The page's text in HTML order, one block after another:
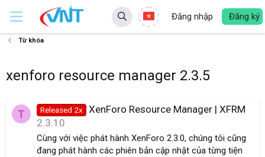
Đăng nhập Đăng ký
Từ khóa
xenforo resource manager 2.3.5
T Released 2x
XenForo Resource Manager | XFRM
2.3.10
Cùng với việc phát hành XenForo 2.3.0, chúng tôi cũng
đang phát hành các phiên bản cập nhật của từng tiện